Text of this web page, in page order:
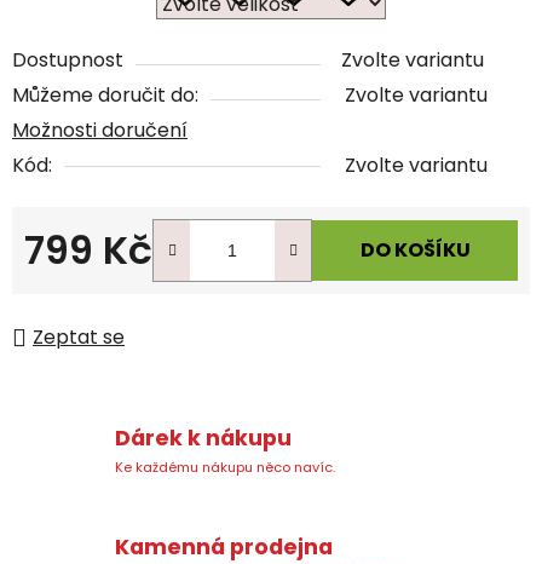
Dostupnost
Zvolte variantu
Můžeme doručit do:
Zvolte variantu
Možnosti doručení
Kód:
Zvolte variantu
799 Kč DO KOŠÍKU
Zeptat se
Dárek k nákupu
Ke každému nákupu něco navíc.
Kamenná prodejna